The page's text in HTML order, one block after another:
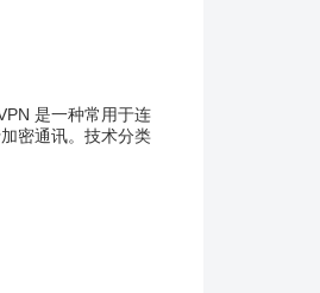
是一种常用于连
密通讯。技术分类